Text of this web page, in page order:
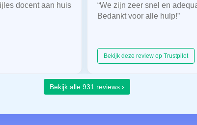
docent aan huis
“We zijn zeer snel en
Bedankt voor alle hulp!”
Bekijk deze review op Trustpilot
Bekijk alle 931 reviews ›